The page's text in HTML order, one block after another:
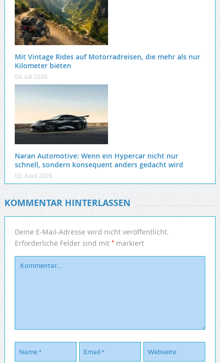
Mit Vintage Rides auf Motorradreisen, die mehr als nur
Kilometer bieten
04. Juli 2026
Naran Automotive: Wenn ein Hypercar nicht nur
schnell, sondern konsequent anders gedacht wird
03. April 2026
KOMMENTAR HINTERLASSEN
Deine E-Mail-Adresse wird nicht veröffentlicht.
Erforderliche Felder sind mit *markiert